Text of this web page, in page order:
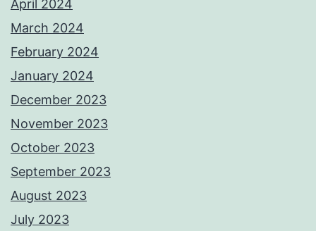
April 2024
March 2024
February 2024
January 2024
December 2023
November 2023
October 2023
September 2023
August 2023
July 2023